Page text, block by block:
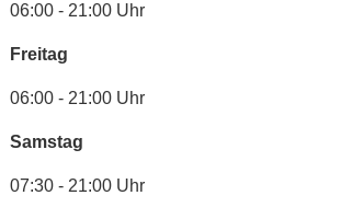
06:00 - 21:00 Uhr
Freitag
06:00 - 21:00 Uhr
Samstag
07:30 - 21:00 Uhr